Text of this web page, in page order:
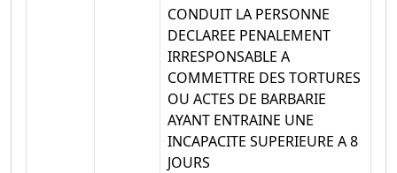
CONDUIT LA PERSONNE
DECLAREE PENALEMENT
IRRESPONSABLE A
COMMETTRE DES TORTURES
OU ACTES DE BARBARIE
AYANT ENTRAINE UNE
INCAPACITE SUPERIEURE A 8
JOURS